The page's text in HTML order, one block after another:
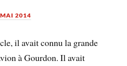
2014
il avait connu la grande
à Gourdon. Il avait